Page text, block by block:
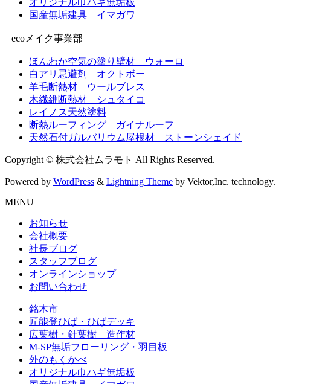
オリジナル巾ハギ無垢板
国産無垢建具 イマガワ
ecoメイク事業部
ほんわか空気の塗り壁材 ウォーロ
白アリ忌避剤 オクトボー
羊毛断熱材 ウールブレス
木繊維断熱材 シュタイコ
レイノス天然塗料
断熱ルーフィング ガイナルーフ
天然石付ガルバリウム屋根材 ストーンシェイド
Copyright © 株式会社ムラモト All Rights Reserved.
Powered by WordPress & Lightning Theme by Vektor,Inc. technology.
MENU
お知らせ
会社概要
社長ブログ
スタッフブログ
オンラインショップ
お問い合わせ
銘木市
匠能登ひば・ひばデッキ
広葉樹・針葉樹 造作材
M-SP無垢フローリング・羽目板
外のもくかべ
オリジナル巾ハギ無垢板